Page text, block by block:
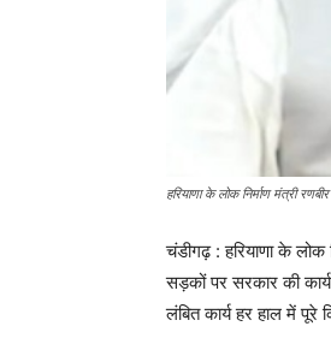
हरियाणा के लोक निर्माण मंत्री
चंडीगढ़ : हरियाणा के लोक
सड़कों पर सरकार की
लंबित कार्य हर हाल में